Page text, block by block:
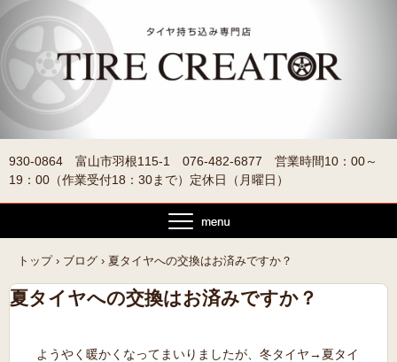
930-0864 富山市羽根115-1 076-482-6877 営業時間10：00～
19：00（作業受付18：30まで）定休日（月曜日）
トップ › ブログ › 夏タイヤへの交換はお済みですか？
夏タイヤへの交換はお済みですか？
ようやく暖かくなってまいりましたが、冬タイヤ→夏タイ